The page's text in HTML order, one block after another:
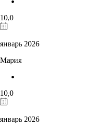
10,0
январь 2026
Мария
10,0
январь 2026